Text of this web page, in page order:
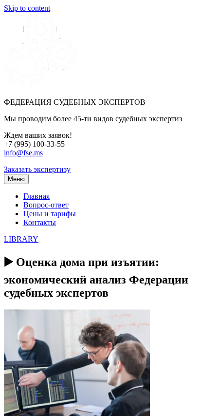
Skip to content
ФЕДЕРАЦИЯ СУДЕБНЫХ ЭКСПЕРТОВ
Мы проводим более 45-ти видов судебных экспертиз
Ждем ваших заявок!
+7 (995) 100-33-55
info@fse.ms
Заказать экспертизу
Меню
Главная
Вопрос-ответ
Цены и тарифы
Контакты
LIBRARY
▶️ Оценка дома при изъятии:
экономический анализ Федерации
судебных экспертов